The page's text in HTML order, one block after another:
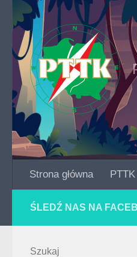
Skip to content
Strona główna
ŚLEDŹ NAS NA
Szukaj